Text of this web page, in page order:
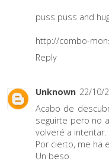
puss puss and
http://combo-
Reply
Unknown 22/10/
Acabo de
seguirte pero no
volveré a intentar.
Por cierto, me ha
Un beso.